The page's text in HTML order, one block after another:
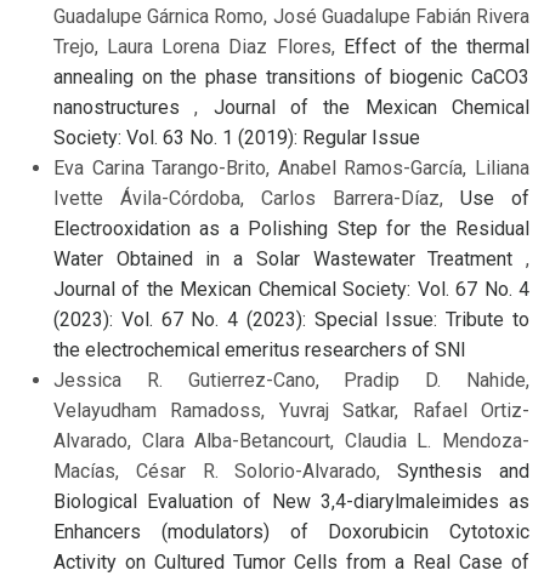
Guadalupe Gárnica Romo, José Guadalupe Fabián Rivera
Trejo, Laura Lorena Diaz Flores, Effect of the thermal
annealing on the phase transitions of biogenic CaCO3
nanostructures, Journal of the Mexican Chemical
Society: Vol. 63 No. 1 (2019): Regular Issue
Eva Carina Tarango-Brito, Anabel Ramos-García, Liliana
Ivette Ávila-Córdoba, Carlos Barrera-Díaz, Use of
Electrooxidation as a Polishing Step for the Residual
Water Obtained in a Solar Wastewater Treatment ,
Journal of the Mexican Chemical Society: Vol. 67 No. 4
(2023): Vol. 67 No. 4 (2023): Special Issue: Tribute to
the electrochemical emeritus researchers of SNI
Jessica R. Gutierrez-Cano, Pradip D. Nahide,
Velayudham Ramadoss, Yuvraj Satkar, Rafael Ortiz-
Alvarado, Clara Alba-Betancourt, Claudia L. Mendoza-
Macías, César R. Solorio-Alvarado,Synthesis and
Biological Evaluation of New 3,4-diarylmaleimides as
Enhancers (modulators) of Doxorubicin Cytotoxic
Activity on Cultured Tumor Cells from a Real Case of